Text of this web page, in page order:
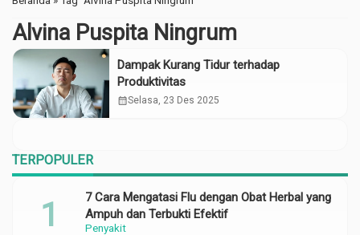
Alvina Puspita Ningrum
Dampak Kurang Tidur terhadap
Produktivitas
calendar_monthSelasa, 23 Des 2025
TERPOPULER
Penyakit
7 Cara Mengatasi Flu dengan Obat Herbal yang
Ampuh dan Terbukti Efektif